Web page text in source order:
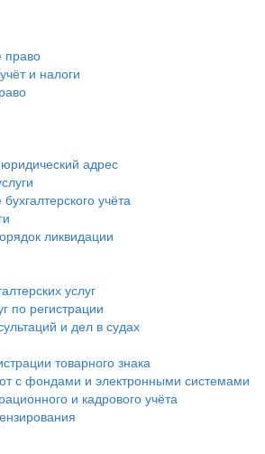
право
и налоги
адрес
учёта
ликвидации
услуг
по регистрации
и дел в судах
товарного знака
с фондами и электронными системами
и кадрового учёта